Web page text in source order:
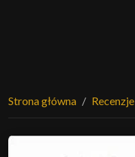
Strona główna Recenzje